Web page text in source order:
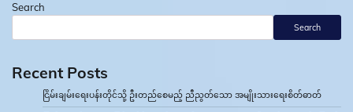
Search
Search
Recent Posts
ငြိမ်းချမ်းရေးပန်းတိုင်သို့ ဦးတည်စေမည့် ညီညွတ်သော အမျိုးသားရေးစိတ်ဓာတ်